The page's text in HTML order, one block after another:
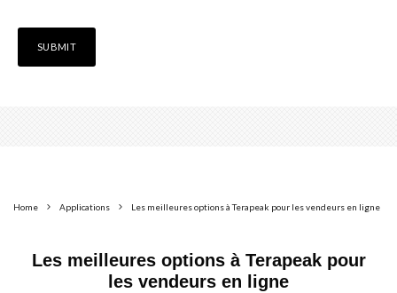
Home Applications Les meilleures options à Terapeak pour les vendeurs en ligne
Les meilleures options à Terapeak pour
les vendeurs en ligne